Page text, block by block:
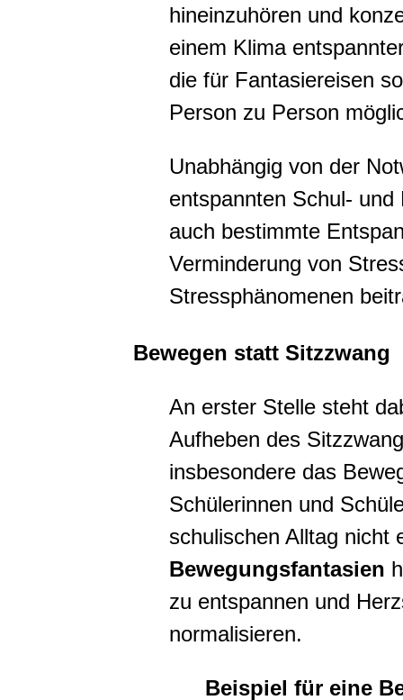
hineinzuhören und
einem Klima
die für Fantasiereisen
Person zu Person
Unabhängig von der
entspannten Schul-
auch bestimmte
Verminderung von
Stressphänomenen
Bewegen statt Sitzzwang
An erster Stelle steht
Aufheben des
insbesondere das
Schülerinnen und
schulischen Alltag nicht
Bewegungsfantasien
zu entspannen und
normalisieren.
Beispiel für eine